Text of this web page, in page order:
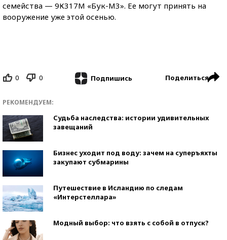
семейства — 9К317М «Бук-М3». Ее могут принять на
вооружение уже этой осенью.
0 0 Подпишись Поделиться
РЕКОМЕНДУЕМ:
Судьба наследства: истории удивительных
завещаний
Бизнес уходит под воду: зачем на суперъяхты
закупают субмарины
Путешествие в Исландию по следам
«Интерстеллара»
Модный выбор: что взять с собой в отпуск?